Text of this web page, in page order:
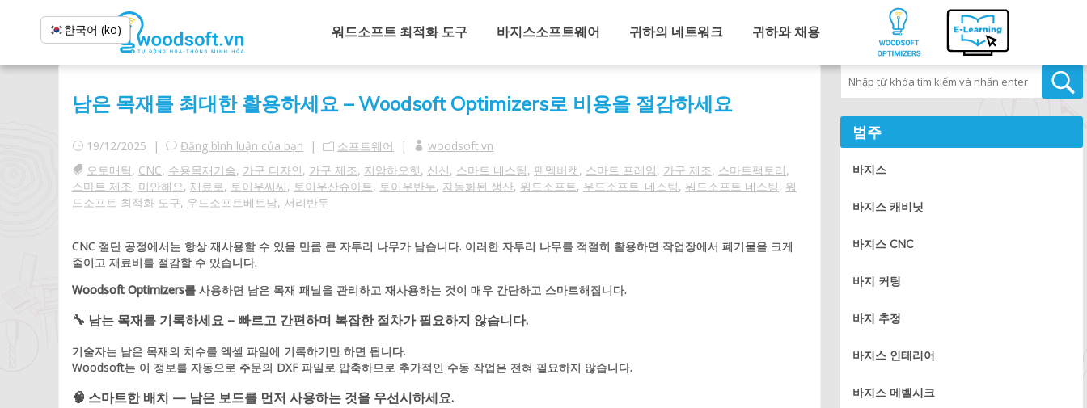
워드소프트 최적화 도구 바지스소프트웨어 귀하의 네트워크 귀하와 채용
남은 목재를 최대한 활용하세요 – Woodsoft Optimizers로 비용을 절감하세요
19/12/2025 | Đăng bình luận của bạn | 소프트웨어 |
woodsoft.vn
오토매틱, CNC, 수용목재기술, 가구 디자인, 가구 제조, 지암하오헛, 신신, 스마트 네스팅, 팬멤버캣, 스마트 프레임, 가구 제조, 스마트팩토리,
스마트 제조, 미안해요, 재료로, 토이우씨씨, 토이우산슈아트, 토이우반두, 자동화된 생산, 워드소프트, 우드소프트_네스팅, 워드소프트 네스팅, 워
드소프트 최적화 도구, 우드소프트베트남, 서리반두
CNC 절단 공정에서는 항상 재사용할 수 있을 만큼 큰 자투리 나무가 남습니다. 이러한 자투리 나무를 적절히 활용하면 작업장에서 폐기물을 크게
줄이고 재료비를 절감할 수 있습니다.
Woodsoft Optimizers를 사용하면 남은 목재 패널을 관리하고 재사용하는 것이 매우 간단하고 스마트해집니다.
🔧 남는 목재를 기록하세요 – 빠르고 간편하며 복잡한 절차가 필요하지 않습니다.
기술자는 남은 목재의 치수를 엑셀 파일에 기록하기만 하면 됩니다.
Woodsoft는 이 정보를 자동으로 주문의 DXF 파일로 압축하므로 추가적인 수동 작업은 전혀 필요하지 않습니다.
🧠 스마트한 배치 — 남은 보드를 먼저 사용하는 것을 우선시하세요.
범주
바지스
바지스 캐비닛
바지스 CNC
바지 커팅
바지 추정
바지스 인테리어
바지스 메벨시크
한국어 (ko)